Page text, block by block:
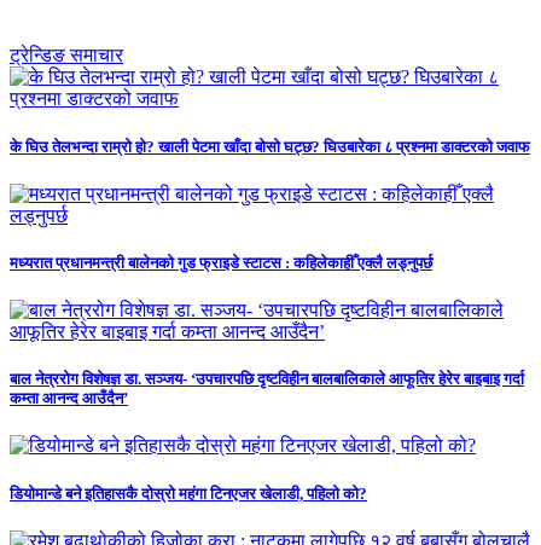
ट्रेन्डिङ समाचार
के घिउ तेलभन्दा राम्रो हो? खाली पेटमा खाँदा बोसो घट्छ? घिउबारेका ८ प्रश्नमा डाक्टरको जवाफ
मध्यरात प्रधानमन्त्री बालेनको गुड फ्राइडे स्टाटस : कहिलेकाहीँ एक्लै लड्नुपर्छ
बाल नेत्ररोग विशेषज्ञ डा. सञ्जय- ‘उपचारपछि दृष्टविहीन बालबालिकाले आफूतिर हेरेर बाइबाइ गर्दा
कम्ता आनन्द आउँदैन’
डियोमान्डे बने इतिहासकै दोस्रो महंगा टिनएजर खेलाडी, पहिलो को?